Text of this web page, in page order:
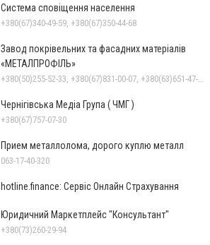
Система сповіщення населення
+380(67)340-49-59, +380(67)350-44-68
Завод покрівельних та фасадних матеріалів
«МЕТАЛПРОФІЛЬ»
Чернігівська Медіа Група ( ЧМГ )
+380(67)757-07-30
Прием металлолома, дорого куплю металл
063-17-40-320
hotline.finance: Сервіс Онлайн Страхування
Юридичний Маркетплейс "Консультант"
+380(73)260-29-94